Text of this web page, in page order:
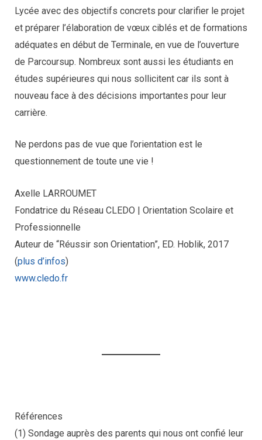
Lycée avec des objectifs concrets pour clarifier le projet
et préparer l’élaboration de vœux ciblés et de formations
adéquates en début de Terminale, en vue de l’ouverture
de Parcoursup. Nombreux sont aussi les étudiants en
études supérieures qui nous sollicitent car ils sont à
nouveau face à des décisions importantes pour leur
carrière.
Ne perdons pas de vue que l’orientation est le
questionnement de toute une vie !
Axelle LARROUMET
Fondatrice du Réseau CLEDO | Orientation Scolaire et
Professionnelle
Auteur de “Réussir son Orientation”, ED. Hoblik, 2017
(plus d’infos)
www.cledo.fr
Références
(1) Sondage auprès des parents qui nous ont confié leur